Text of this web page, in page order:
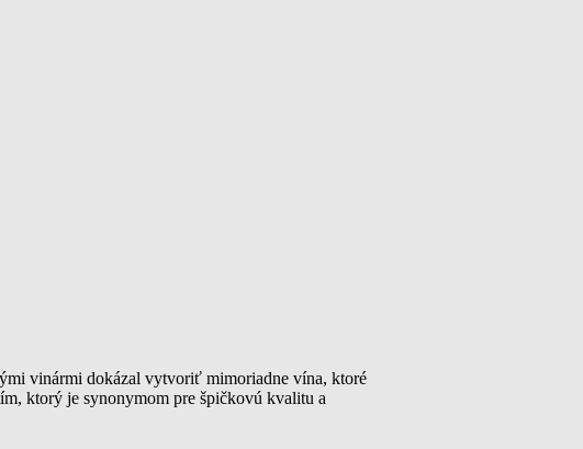
vinármi dokázal vytvoriť mimoriadne vína, ktoré
ktorý je synonymom pre špičkovú kvalitu a